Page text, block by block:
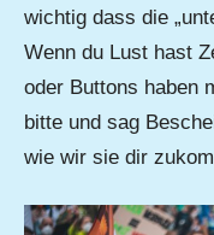
wichtig dass die
Wenn du Lust hast
oder Buttons haben
bitte und sag
wie wir sie dir